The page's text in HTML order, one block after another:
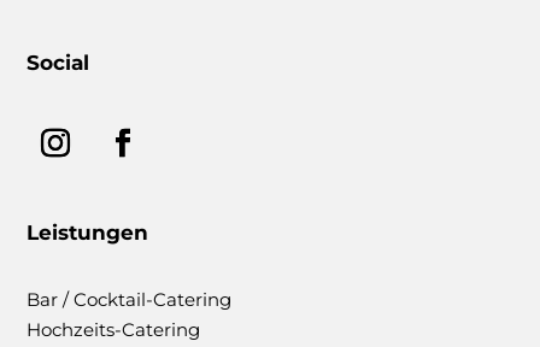
Social
Leistungen
Bar / Cocktail-Catering
Hochzeits-Catering